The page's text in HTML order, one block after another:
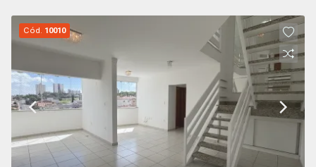
Cód. 10010